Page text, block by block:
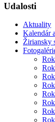
Udalosti
Aktuality
Kalendár
Žiriansky